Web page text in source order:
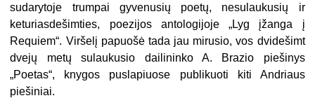
sudarytoje trumpai gyvenusių poetų, nesulaukusių ir
keturiasdešimties, poezijos antologijoje „Lyg įžanga į
Requiem“. Viršelį papuošė tada jau mirusio, vos dvidešimt
dvejų metų sulaukusio dailininko A. Brazio piešinys
„Poetas“, knygos puslapiuose publikuoti kiti Andriaus
piešiniai.